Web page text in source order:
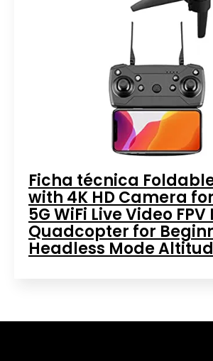
Ficha técnica
with 4K HD Camera
5G WiFi Live Video FPV
Quadcopter for
Headless Mode